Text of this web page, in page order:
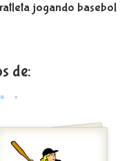
jogando basebol
de: